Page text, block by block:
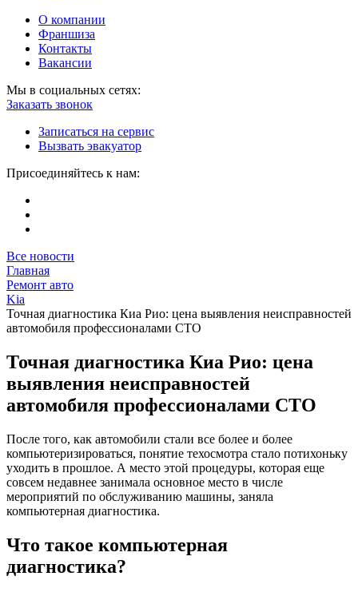
О компании
Франшиза
Контакты
Вакансии
Мы в социальных сетях:
Заказать звонок
Записаться на сервис
Вызвать эвакуатор
Присоединяйтесь к нам:
Все новости
Главная
Ремонт авто
Kia
Точная диагностика Киа Рио: цена выявления неисправностей
автомобиля профессионалами СТО
Точная диагностика Киа Рио: цена
выявления неисправностей
автомобиля профессионалами СТО
После того, как автомобили стали все более и более
компьютеризироваться, понятие техосмотра стало потихоньку
уходить в прошлое. А место этой процедуры, которая еще
совсем недавнее занимала основное место в числе
мероприятий по обслуживанию машины, заняла
компьютерная диагностика.
Что такое компьютерная
диагностика?